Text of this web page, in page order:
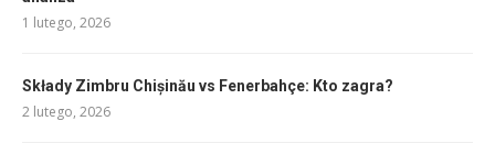
1 lutego, 2026
Składy Zimbru Chișinău vs Fenerbahçe: Kto zagra?
2 lutego, 2026